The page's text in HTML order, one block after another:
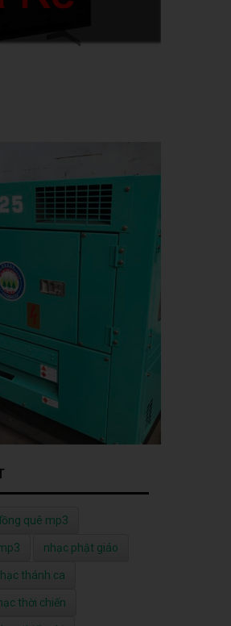
quê mp3
nhạc phật giáo
thánh ca
thời chiến